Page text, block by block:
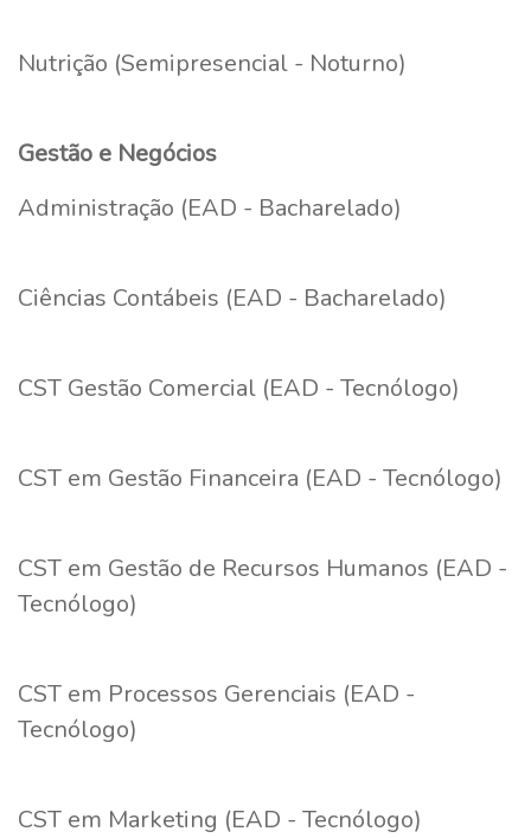
Nutrição (Semipresencial - Noturno)
Gestão e Negócios
Administração (EAD - Bacharelado)
Ciências Contábeis (EAD - Bacharelado)
CST Gestão Comercial (EAD - Tecnólogo)
CST em Gestão Financeira (EAD - Tecnólogo)
CST em Gestão de Recursos Humanos (EAD -
Tecnólogo)
CST em Processos Gerenciais (EAD -
Tecnólogo)
CST em Marketing (EAD - Tecnólogo)